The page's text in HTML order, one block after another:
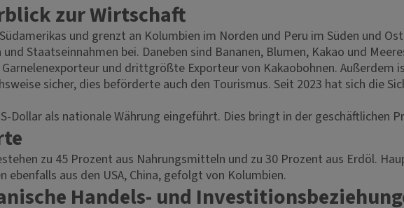
zur Wirtschaft
und grenzt an Kolumbien im Norden und Peru im Süden und
Staatseinnahmen bei. Daneben sind Bananen, Blumen, Kakao und
und drittgrößte Exporteur von Kakaobohnen.
sicher, dies beförderte auch den Tourismus. Seit 2023 hat sich die
Dollar als nationale Währung eingeführt. Dies bringt in der geschäftlichen
zu 45 Prozent aus Nahrungsmitteln und zu 30 Prozent aus Erdöl.
aus den USA, China, gefolgt von Kolumbien.
Handels- und